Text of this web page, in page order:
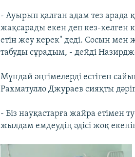
- Ауырып қалған адам тез арада
жақсарады екен деп кез-келген
етін жеу керек" деді. Сосын мен
табуды сұрадым, - дейді
Мұндай әңгімелерді естіген
Рахматулло Джураев сияқты
- Біз науқастарға жайра етімен
жылдам емдеудің әдісі жоқ